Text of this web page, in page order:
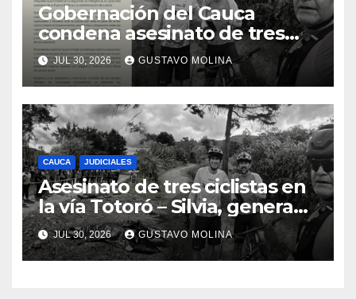
Gobernación del Cauca
condena asesinato de tres
ciudadanos y exige medidas
urgentes al Gobierno
Nacional
JUL 30, 2026 GUSTAVO MOLINA
CAUCA JUDICIALES
Asesinato de tres ciclistas en
la vía Totoró – Silvia, genera
consternación en el Cauca
JUL 30, 2026 GUSTAVO MOLINA